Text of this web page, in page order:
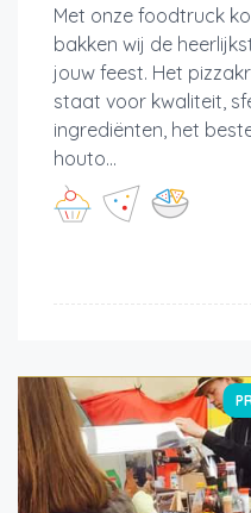
Met onze foodtruck
bakken wij de
jouw feest. Het
staat voor kwaliteit,
ingrediënten, het
houto...